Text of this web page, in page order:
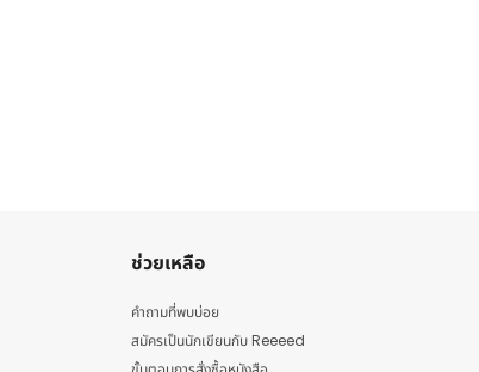
ช่วยเหลือ
คำถามที่พบบ่อย
สมัครเป็นนักเขียนกับ Reeeed